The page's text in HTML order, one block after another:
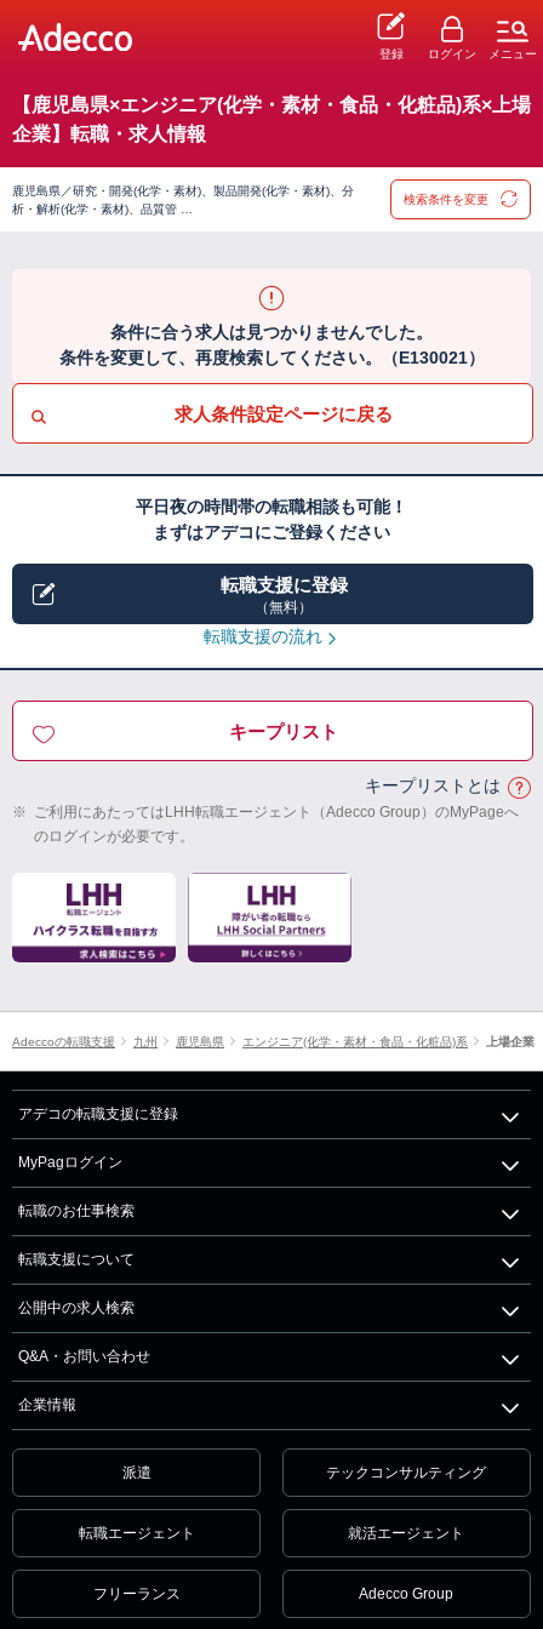
登録 ログイン メニュー
【鹿児島県×エンジニア(化学・素材・食品・化粧品)系×上場
企業】転職・求人情報
鹿児島県／研究・開発(化学・素材)、製品開発(化学・素材)、分
析・解析(化学・素材)、品質管 …
検索条件を変更
条件に合う求人は見つかりませんでした。
条件を変更して、再度検索してください。（E130021）
求人条件設定ページに戻る
平日夜の時間帯の転職相談も可能！
まずはアデコにご登録ください
転職支援に登録
（無料）
転職支援の流れ
キープリスト
キープリストとは
※ ご利用にあたってはLHH転職エージェント（Adecco Group）のMyPageへ
のログインが必要です。
Adeccoの転職支援 九州 鹿児島県 エンジニア(化学・素材・食品・化粧品)系 上場企業
アデコの転職支援に登録
MyPagログイン
転職のお仕事検索
転職支援について
公開中の求人検索
Q&A・お問い合わせ
企業情報
派遣 テックコンサルティング
転職エージェント 就活エージェント
フリーランス Adecco Group